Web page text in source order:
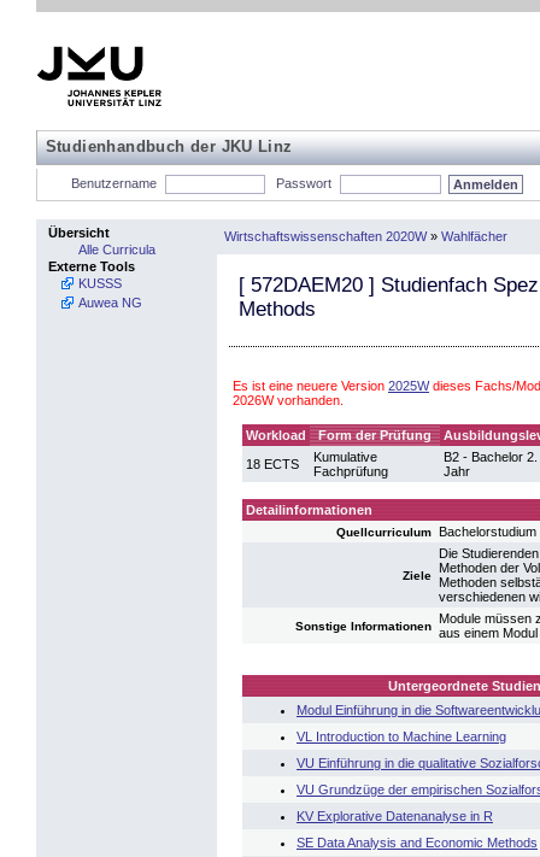
Studienhandbuch der JKU Linz
Benutzername Passwort
Übersicht
Alle Curricula
Externe Tools
KUSSS
Auwea NG
Wirtschaftswissenschaften 2020W » Wahlfächer
[ 572DAEM20 ] Studienfach
Methods
Es ist eine neuere Version 2025Wdieses Fachs/
2026W vorhanden.
Workload Form der Prüfung
18 ECTS
Kumulative
Fachprüfung
B2 - Bachelor 2.
Jahr
Detailinformationen
Quellcurriculum
Ziele
Die
Methoden der
Methoden
verschiedenen
Sonstige Informationen
Module müssen
aus einem
Untergeordnete
Modul Einführung in die
VL Introduction to Machine Learning
VU Einführung in die qualitative
VU Grundzüge der empirischen
KV Explorative Datenanalyse in R
SE Data Analysis and Economic Methods